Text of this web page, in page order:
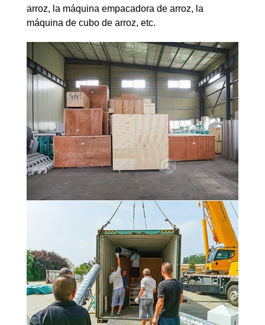
arroz, la máquina empacadora de arroz, la
máquina de cubo de arroz, etc.